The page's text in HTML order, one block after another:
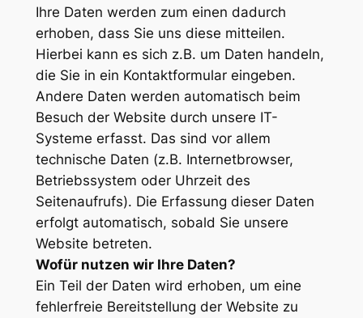
Ihre Daten werden zum einen dadurch
erhoben, dass Sie uns diese mitteilen.
Hierbei kann es sich z.B. um Daten handeln,
die Sie in ein Kontaktformular eingeben.
Andere Daten werden automatisch beim
Besuch der Website durch unsere IT-
Systeme erfasst. Das sind vor allem
technische Daten (z.B. Internetbrowser,
Betriebssystem oder Uhrzeit des
Seitenaufrufs). Die Erfassung dieser Daten
erfolgt automatisch, sobald Sie unsere
Website betreten.
Wofür nutzen wir Ihre Daten?
Ein Teil der Daten wird erhoben, um eine
fehlerfreie Bereitstellung der Website zu